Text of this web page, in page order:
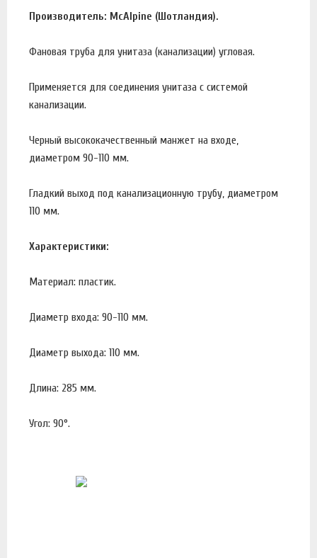
Производитель: McAlpine (Шотландия).
Фановая труба для унитаза (канализации) угловая.
Применяется для соединения унитаза с системой
канализации.
Черный высококачественный манжет на входе,
диаметром 90-110 мм.
Гладкий выход под канализационную трубу, диаметром
110 мм.
Характеристики:
Материал: пластик.
Диаметр входа: 90-110 мм.
Диаметр выхода: 110 мм.
Длина: 285 мм.
Угол: 90°.